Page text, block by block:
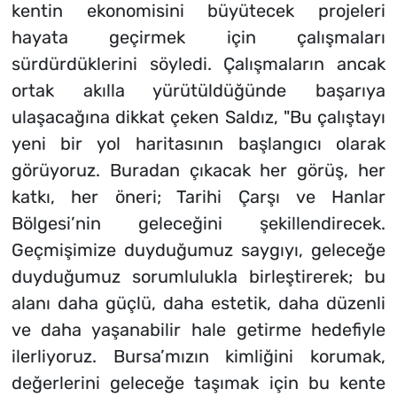
kentin ekonomisini büyütecek projeleri
hayata geçirmek için çalışmaları
sürdürdüklerini söyledi. Çalışmaların ancak
ortak akılla yürütüldüğünde başarıya
ulaşacağına dikkat çeken Saldız, "Bu çalıştayı
yeni bir yol haritasının başlangıcı olarak
görüyoruz. Buradan çıkacak her görüş, her
katkı, her öneri; Tarihi Çarşı ve Hanlar
Bölgesi’nin geleceğini şekillendirecek.
Geçmişimize duyduğumuz saygıyı, geleceğe
duyduğumuz sorumlulukla birleştirerek; bu
alanı daha güçlü, daha estetik, daha düzenli
ve daha yaşanabilir hale getirme hedefiyle
ilerliyoruz. Bursa’mızın kimliğini korumak,
değerlerini geleceğe taşımak için bu kente